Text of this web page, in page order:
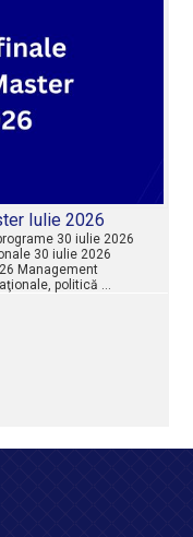
Iulie 2026
30 iulie 2026
30 iulie 2026
Management
politică …